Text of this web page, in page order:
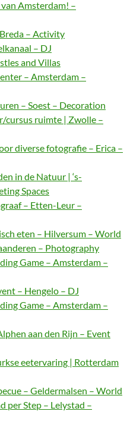
Amsterdam! –
– Activity
– DJ
and Villas
– Amsterdam –
– Soest – Decoration
cursus ruimte | Zwolle –
diverse fotografie – Erica –
in de Natuur | ‘s-
Spaces
– Etten-Leur –
eten – Hilversum – World
– Photography
Game – Amsterdam –
– Hengelo – DJ
Game – Amsterdam –
aan den Rijn – Event
eetervaring | Rotterdam
– Geldermalsen – World
per Step – Lelystad –